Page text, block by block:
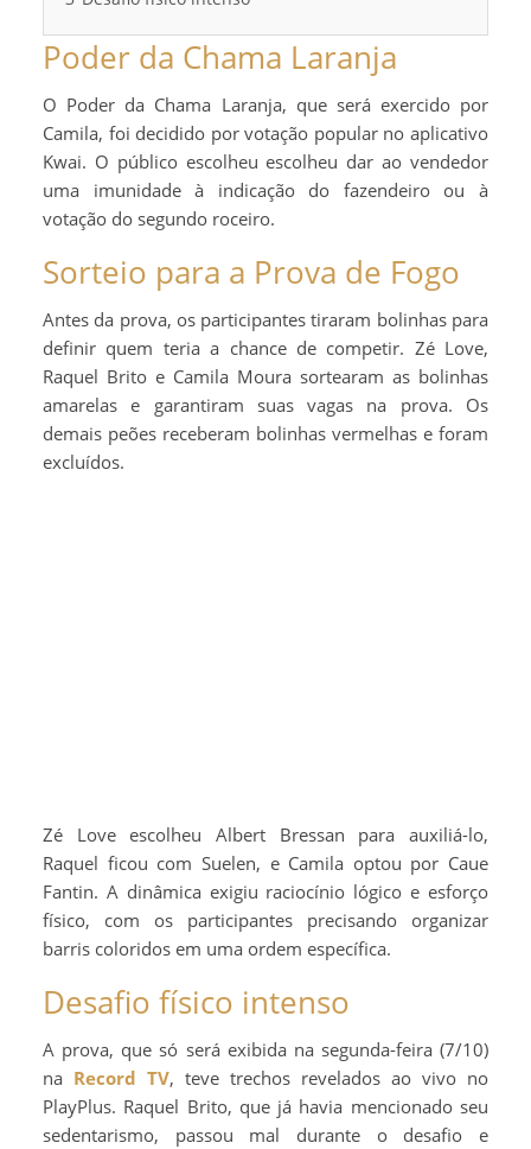
Poder da Chama Laranja
O Poder da Chama Laranja, que será exercido por
Camila, foi decidido por votação popular no aplicativo
Kwai. O público escolheu escolheu dar ao vendedor
uma imunidade à indicação do fazendeiro ou à
votação do segundo roceiro.
Sorteio para a Prova de Fogo
Antes da prova, os participantes tiraram bolinhas para
definir quem teria a chance de competir. Zé Love,
Raquel Brito e Camila Moura sortearam as bolinhas
amarelas e garantiram suas vagas na prova. Os
demais peões receberam bolinhas vermelhas e foram
excluídos.
Zé Love escolheu Albert Bressan para auxiliá-lo,
Raquel ficou com Suelen, e Camila optou por Caue
Fantin. A dinâmica exigiu raciocínio lógico e esforço
físico, com os participantes precisando organizar
barris coloridos em uma ordem específica.
Desafio físico intenso
A prova, que só será exibida na segunda-feira (7/10)
na Record TV, teve trechos revelados ao vivo no
PlayPlus. Raquel Brito, que já havia mencionado seu
sedentarismo, passou mal durante o desafio e